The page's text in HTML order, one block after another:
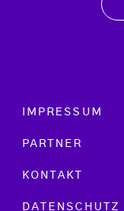
Footer menu
IMPRESSUM
PARTNER
KONTAKT
DATENSCHUTZ